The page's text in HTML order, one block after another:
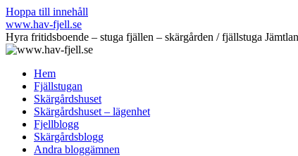
Hoppa till innehåll
www.hav-fjell.se
Hyra fritidsboende – stuga fjällen – skärgården / fjällstuga
Hem
Fjällstugan
Skärgårdshuset
Skärgårdshuset – lägenhet
Fjellblogg
Skärgårdsblogg
Andra bloggämnen